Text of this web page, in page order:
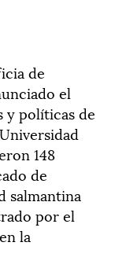
de
el
y políticas de
148
de
salmantina
por el
la